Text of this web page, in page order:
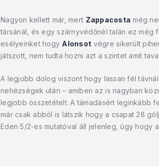
Nagyon kellett már, mert Zappacosta még
társánál, és egy szárnyvédőnél talán ez még
esélyeinket hogy Alonsot végre sikerült
játszott, nem tudta hozni azt a szintet amit
A legjobb dolog viszont hogy lassan fél
nehézségek után – amiben az is nagyban
legjobb összetételt. A támadásért leginkább
már csak abból is látszik hogy a csapat 28
Eden 5/2-es mutatóval áll jelenleg, úgy hogy